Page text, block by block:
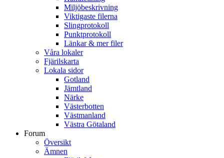
Miljöbeskrivning
Viktigaste filerna
Slingprotokoll
Punktprotokoll
Länkar & mer filer
Våra lokaler
Fjärilskarta
Lokala sidor
Gotland
Jämtland
Närke
Västerbotten
Västmanland
Västra Götaland
Forum
Översikt
Ämnen